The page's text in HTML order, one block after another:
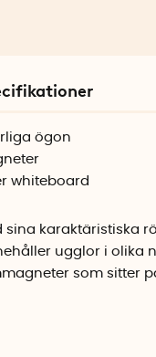
ögon
whiteboard
sina karaktäristiska
ugglor i olika
som sitter